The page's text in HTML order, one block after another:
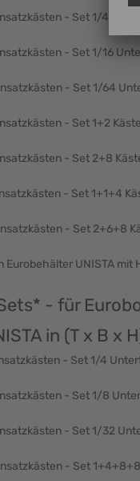
- Set 1/4
- Set 1/16
- Set 1/64
- Set 1+2
- Set 2+8
- Set 1+1+4
- Set 2+6+8
Eurobehälter UNISTA mit
- für
in (T x B x
- Set 1/4
- Set 1/8
- Set 1/32
- Set